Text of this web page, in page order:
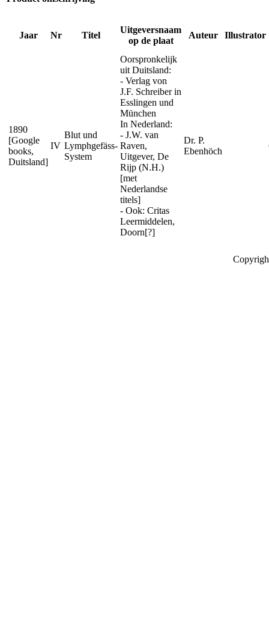
Jaar Nr Titel
Uitgeversnaam
op de plaat
Auteur Illustrator
1890
[Google
books,
Duitsland]
IV
Blut und
Lymphgefäss-
System
Oorspronkelijk
uit Duitsland:
- Verlag von
J.F. Schreiber in
Esslingen und
München
In Nederland:
- J.W. van
Raven,
Uitgever, De
Rijp (N.H.)
[met
Nederlandse
titels]
- Ook: Critas
Leermiddelen,
Doorn[?]
Dr. P.
Ebenhöch